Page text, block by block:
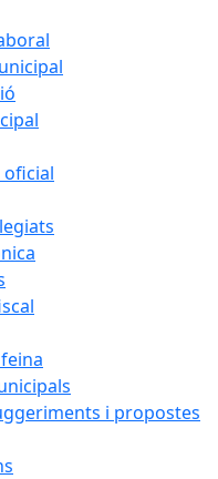
i propostes